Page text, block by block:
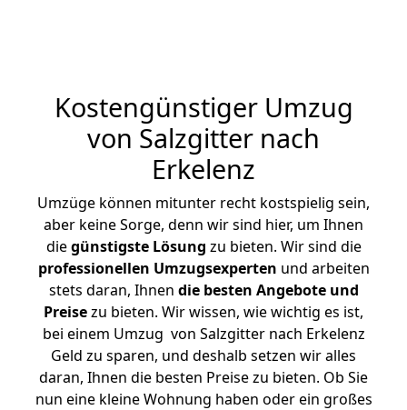
Kostengünstiger Umzug
von Salzgitter nach
Erkelenz
Umzüge können mitunter recht kostspielig sein,
aber keine Sorge, denn wir sind hier, um Ihnen
diegünstigste Lösung zu bieten. Wir sind die
professionellen Umzugsexperten und arbeiten
stets daran, Ihnen die besten Angebote und
Preisezu bieten. Wir wissen, wie wichtig es ist,
bei einem Umzug von Salzgitter nach Erkelenz
Geld zu sparen, und deshalb setzen wir alles
daran, Ihnen die besten Preise zu bieten. Ob Sie
nun eine kleine Wohnung haben oder ein großes